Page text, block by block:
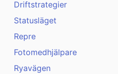
Driftstrategier
Statusläget
Repre
Fotomedhjälpare
Ryavägen